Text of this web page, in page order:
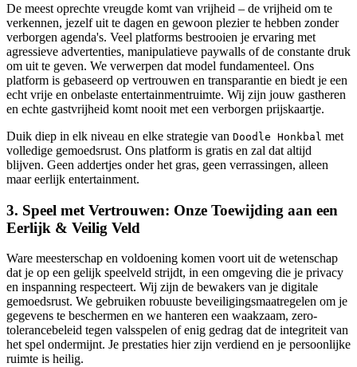
De meest oprechte vreugde komt van vrijheid – de vrijheid om te
verkennen, jezelf uit te dagen en gewoon plezier te hebben zonder
verborgen agenda's. Veel platforms bestrooien je ervaring met
agressieve advertenties, manipulatieve paywalls of de constante druk
om uit te geven. We verwerpen dat model fundamenteel. Ons
platform is gebaseerd op vertrouwen en transparantie en biedt je een
echt vrije en onbelaste entertainmentruimte. Wij zijn jouw gastheren
en echte gastvrijheid komt nooit met een verborgen prijskaartje.
Duik diep in elk niveau en elke strategie van Doodle Honkbal met
volledige gemoedsrust. Ons platform is gratis en zal dat altijd
blijven. Geen addertjes onder het gras, geen verrassingen, alleen
maar eerlijk entertainment.
3. Speel met Vertrouwen: Onze Toewijding aan een
Eerlijk & Veilig Veld
Ware meesterschap en voldoening komen voort uit de wetenschap
dat je op een gelijk speelveld strijdt, in een omgeving die je privacy
en inspanning respecteert. Wij zijn de bewakers van je digitale
gemoedsrust. We gebruiken robuuste beveiligingsmaatregelen om je
gegevens te beschermen en we hanteren een waakzaam, zero-
tolerancebeleid tegen valsspelen of enig gedrag dat de integriteit van
het spel ondermijnt. Je prestaties hier zijn verdiend en je persoonlijke
ruimte is heilig.